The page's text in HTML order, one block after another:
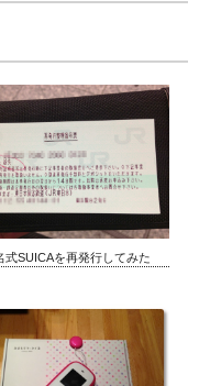
式SUICAを再発行してみた